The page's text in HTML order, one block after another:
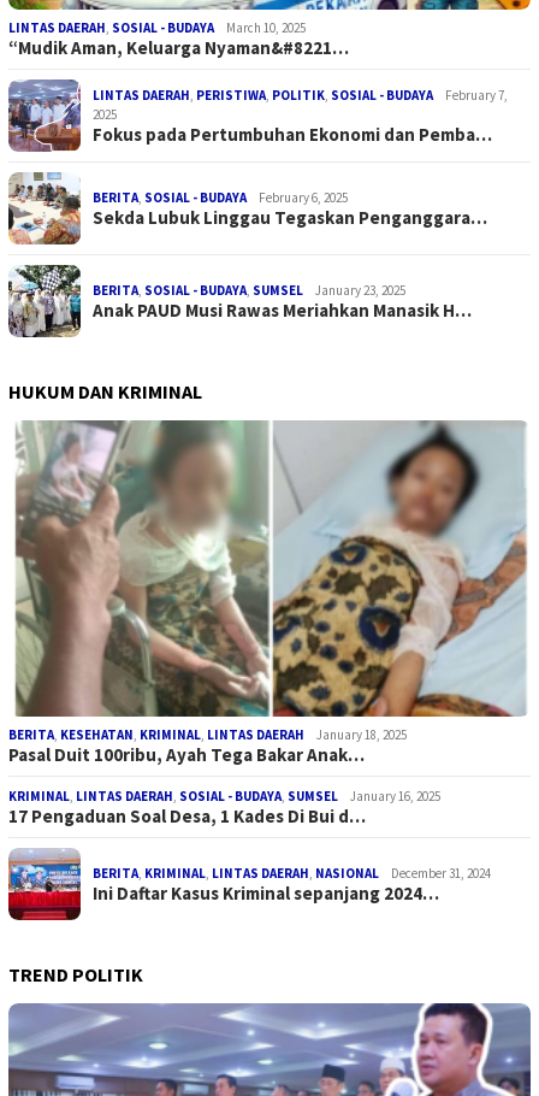
LINTAS DAERAH, SOSIAL - BUDAYA March 10, 2025
“Mudik Aman, Keluarga Nyaman&#8221…
LINTAS DAERAH, PERISTIWA, POLITIK, SOSIAL - BUDAYA
February 7,
2025
Fokus pada Pertumbuhan Ekonomi dan Pemba…
BERITA, SOSIAL - BUDAYA February 6, 2025
Sekda Lubuk Linggau Tegaskan Penganggara…
BERITA, SOSIAL - BUDAYA, SUMSEL January 23, 2025
Anak PAUD Musi Rawas Meriahkan Manasik H…
HUKUM DAN KRIMINAL
BERITA KESEHATAN KRIMINAL LINTAS DAERAH January 18, 2025
Pasal Duit 100ribu, Ayah Tega Bakar Anak…
KRIMINAL LINTAS DAERAH SOSIAL - BUDAYA SUMSEL January 16, 2025
17 Pengaduan Soal Desa, 1 Kades Di Bui d…
BERITA KRIMINAL LINTAS DAERAH NASIONAL December 31, 2024
Ini Daftar Kasus Kriminal sepanjang 2024…
TREND POLITIK